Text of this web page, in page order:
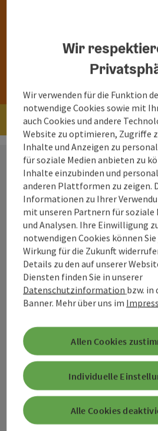
Bestelle
kostenlosen
Hier bestellen
Alle
Quellenviertel
Wir
Wir verwenden für die Funktion
notwendige Cookies sowie mit
auch Cookies und andere
Website zu optimieren, Zugriffe
Inhalte und Anzeigen zu
für soziale Medien anbieten zu
Inhalte einzubinden und
anderen Plattformen zu zeigen.
Informationen zu Ihrer
mit unseren Partnern für soziale
und Analysen. Ihre Einwilligung
notwendigen Cookies können
Wirkung für die Zukunft
Details zu den auf unserer
Diensten finden Sie in unserer
Datenschutzinformation bzw. in
Banner. Mehr über uns im
Alle Cookies
Individuelle
Allen Cookies